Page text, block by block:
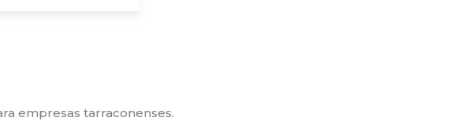
empresas tarraconenses.